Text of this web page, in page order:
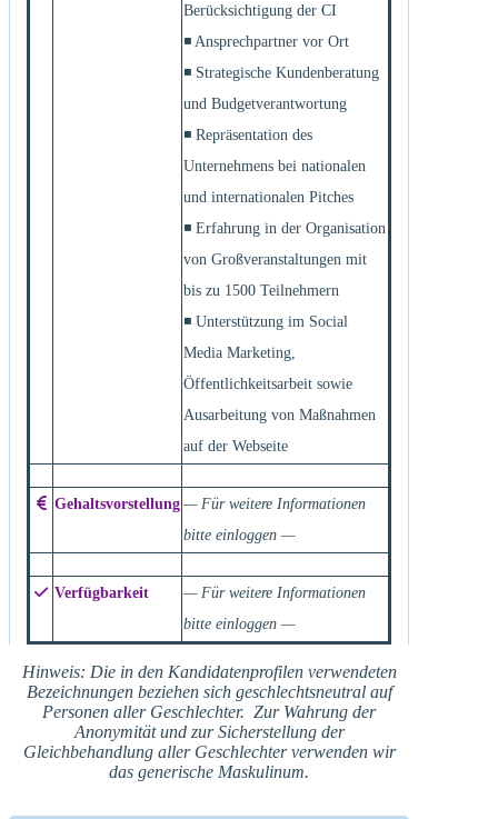
Berücksichtigung der CI
◾ Ansprechpartner vor Ort
◾ Strategische Kundenberatung
und Budgetverantwortung
◾ Repräsentation des
Unternehmens bei nationalen
und internationalen Pitches
◾ Erfahrung in der Organisation
von Großveranstaltungen mit
bis zu 1500 Teilnehmern
◾ Unterstützung im Social
Media Marketing,
Öffentlichkeitsarbeit sowie
Ausarbeitung von Maßnahmen
auf der Webseite
Gehaltsvorstellung — Für weitere Informationen
bitte einloggen —
Verfügbarkeit
— Für weitere Informationen
bitte einloggen —
Hinweis: Die in den Kandidatenprofilen verwendeten
Bezeichnungen beziehen sich geschlechtsneutral auf
Personen aller Geschlechter. Zur Wahrung der
Anonymität und zur Sicherstellung der
Gleichbehandlung aller Geschlechter verwenden wir
das generische Maskulinum.